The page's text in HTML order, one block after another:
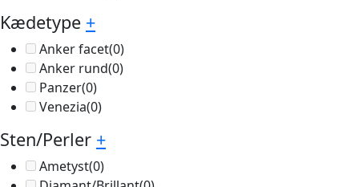
Kædetype +
Anker facet(0)
Anker rund(0)
Panzer(0)
Venezia(0)
Sten/Perler +
Ametyst(0)